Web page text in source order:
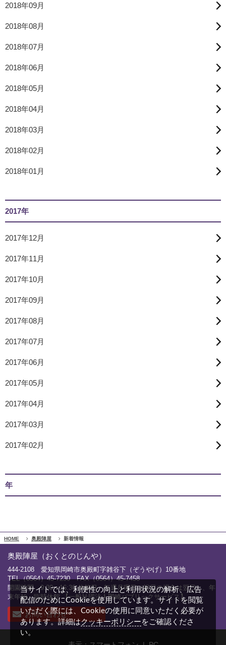
2018年09月
2018年08月
2018年07月
2018年06月
2018年05月
2018年04月
2018年03月
2018年02月
2018年01月
2017年
2017年12月
2017年11月
2017年10月
2017年09月
2017年08月
2017年07月
2017年06月
2017年05月
2017年04月
2017年03月
2017年02月
年
HOME 奥殿陣屋 新着情報
奥殿陣屋（おくとのじんや）
444-2108 愛知県岡崎市奥殿町字雑谷下（ぞうやげ）10番地
TEL（0564）45-7230 FAX（0564）45-7458
開園時間 9:30～16:30 休館日 毎週月曜日（祝日の場合は翌日）、年
末年始、臨時休館 【一般社団法人岡崎パブリックサービス】
お問い合わせ
当サイトでは、利便性の向上と利用状況の解析、広告
配信のためにCookieを使用しています。サイトを閲覧
いただく際には、Cookieの使用に同意いただく必要が
あります。詳細はクッキーポリシー をご確認くださ
い。